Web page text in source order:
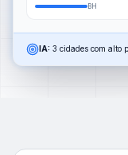
BH
IA: 3 cidades com alto